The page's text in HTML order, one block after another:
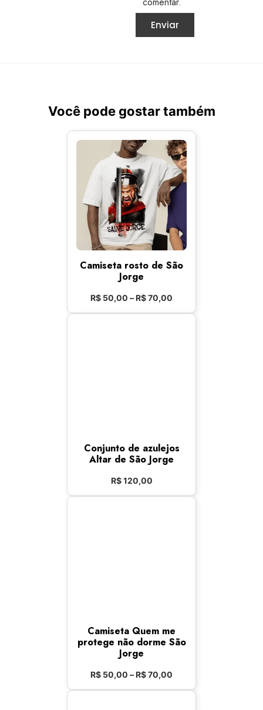
Você pode gostar também
Camiseta rosto de São
Jorge
R$ 50,00 –R$70,00
Conjunto de azulejos
Altar de São Jorge
R$120,00
Camiseta Quem me
protege não dorme São
Jorge
R$ 50,00 –R$70,00